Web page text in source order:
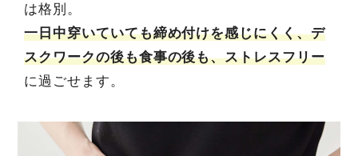
は格別。
一日中穿いていても締め付けを感じにくく、デ
スクワークの後も食事の後も、ストレスフリー
に過ごせます。